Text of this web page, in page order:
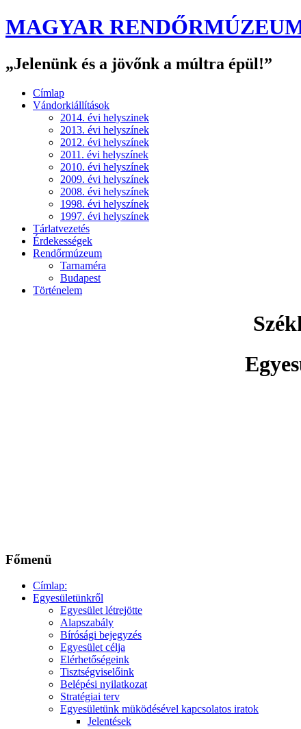
MAGYAR
„Jelenünk és a jövőnk a múltra épül!”
Címlap
Vándorkiállítások
2014. évi helyszinek
2013. évi helyszínek
2012. évi helyszínek
2011. évi helyszínek
2010. évi helyszínek
2009. évi helyszínek
2008. évi helyszínek
1998. évi helyszínek
1997. évi helyszínek
Tárlatvezetés
Érdekességek
Rendőrmúzeum
Tarnaméra
Budapest
Történelem
Főmenü
Címlap:
Egyesületünkről
Egyesület létrejötte
Alapszabály
Bírósági bejegyzés
Egyesület célja
Elérhetőségeink
Tisztségviselőink
Belépési nyilatkozat
Stratégiai terv
Egyesületünk müködésével kapcsolatos iratok
Jelentések